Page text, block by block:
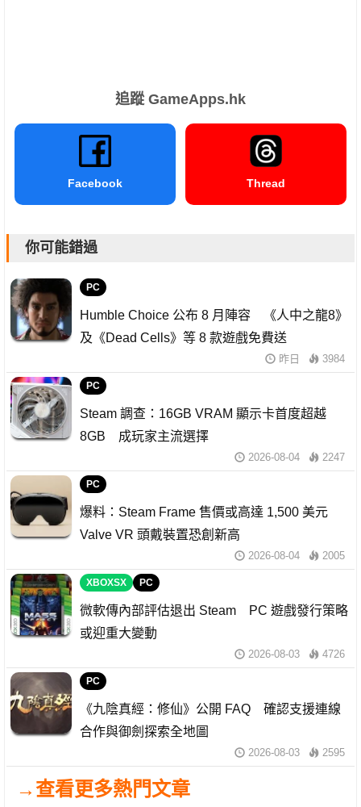
追蹤 GameApps.hk
Facebook Thread
你可能錯過
PC
Humble Choice 公布 8 月陣容 《人中之龍8》
及《Dead Cells》等 8 款遊戲免費送
昨日 3984
PC
Steam 調查：16GB VRAM 顯示卡首度超越
8GB 成玩家主流選擇
2026-08-04 2247
PC
爆料：Steam Frame 售價或高達 1,500 美元
Valve VR 頭戴裝置恐創新高
2026-08-04 2005
XBOXSX PC
微軟傳內部評估退出 Steam PC 遊戲發行策略
或迎重大變動
2026-08-03 4726
PC
《九陰真經：修仙》公開 FAQ 確認支援連線
合作與御劍探索全地圖
2026-08-03 2595
→查看更多熱門文章